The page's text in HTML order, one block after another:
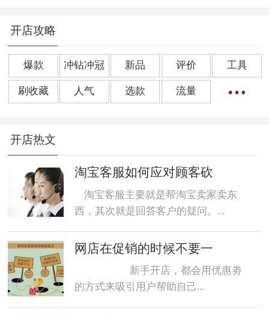
开店攻略
爆款 冲钻冲冠 新品 评价 工具
刷收藏 人气 选款 流量
转化率
数据魔方 好评语 网店起名
开店热文
淘宝客服如何应对顾客砍
淘宝客服主要就是帮淘宝卖家卖东
西，其次就是回答客户的疑问。...
网店在促销的时候不要一
新手开店，都会用优惠劵
的方式来吸引用户帮助自己...